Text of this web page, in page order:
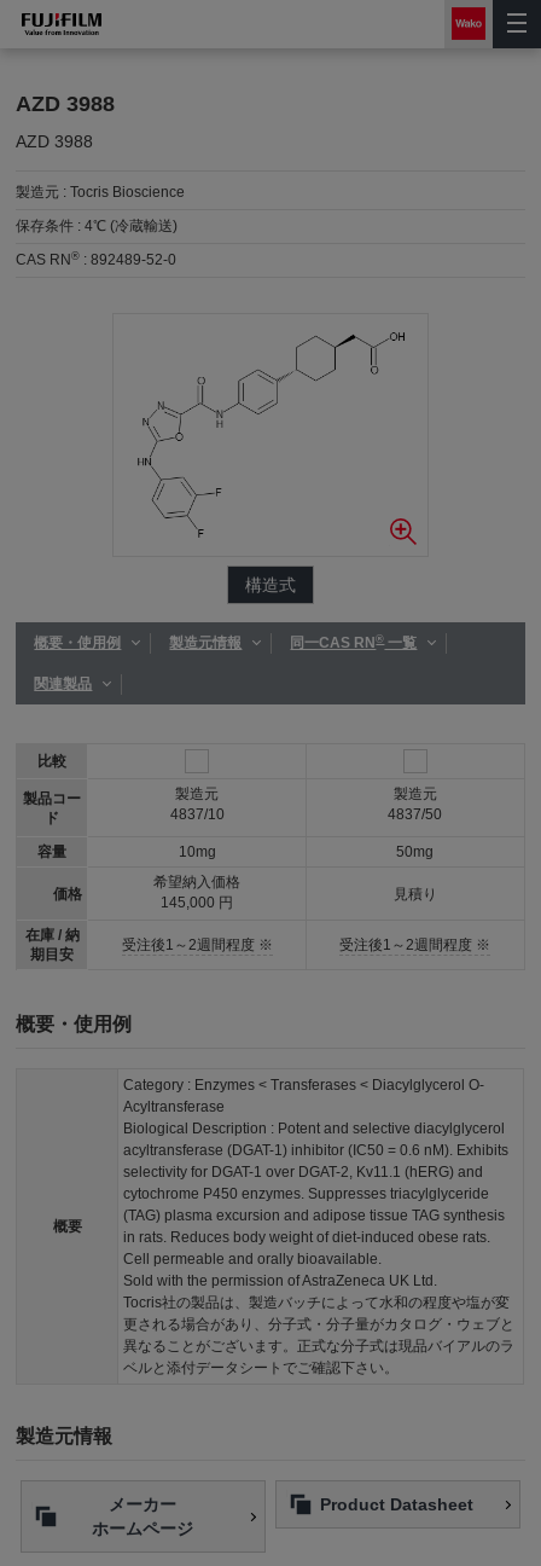
AZD 3988
AZD 3988
製造元 :Tocris Bioscience
保存条件 :4℃ (冷蔵輸送)
CAS RN® :892489-52-0
構造式
概要・使用例 製造元情報 同一CAS RN®一覧
関連製品
比較
製品コー
ド
容量
価格
在庫 / 納
期目安
製造元
4837/10
10mg
希望納入価格
145,000 円
受注後1～2週間程度 ※
製造元
4837/50
50mg
見積り
受注後1～2週間程度 ※
概要・使用例
概要
Category : Enzymes < Transferases < Diacylglycerol O-
Acyltransferase
Biological Description : Potent and selective diacylglycerol
acyltransferase (DGAT-1) inhibitor (IC50 = 0.6 nM). Exhibits
selectivity for DGAT-1 over DGAT-2, Kv11.1 (hERG) and
cytochrome P450 enzymes. Suppresses triacylglyceride
(TAG) plasma excursion and adipose tissue TAG synthesis
in rats. Reduces body weight of diet-induced obese rats.
Cell permeable and orally bioavailable.
Sold with the permission of AstraZeneca UK Ltd.
Tocris社の製品は、製造バッチによって水和の程度や塩が変
更される場合があり、分子式・分子量がカタログ・ウェブと
異なることがございます。正式な分子式は現品バイアルのラ
ベルと添付データシートでご確認下さい。
製造元情報
メーカー
ホームページ
Product Datasheet